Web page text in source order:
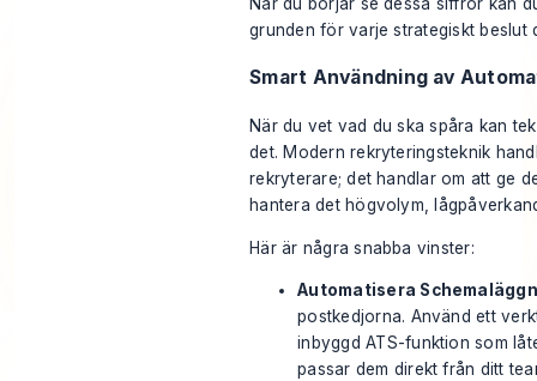
När du börjar se dessa siffror kan
grunden för varje strategiskt beslut
Smart Användning av
När du vet vad du ska spåra kan
det. Modern rekryteringsteknik
rekryterare; det handlar om att ge
hantera det högvolym,
Här är några snabba vinster:
Automatisera
postkedjorna. Använd ett
inbyggd ATS-funktion som
passar dem direkt från ditt